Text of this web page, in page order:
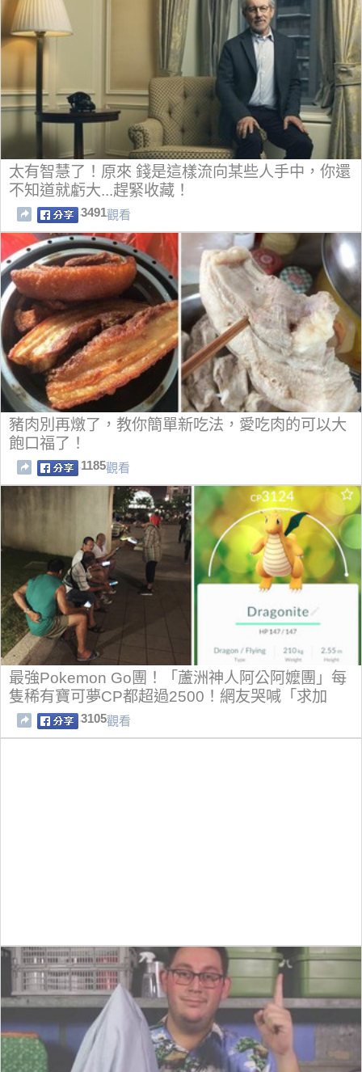
太有智慧了！原來 錢是這樣流向某些人手中，你還
不知道就虧大...趕緊收藏！
3491觀看
豬肉別再燉了，教你簡單新吃法，愛吃肉的可以大
飽口福了！
1185觀看
最強Pokemon Go團！「蘆洲神人阿公阿嬤團」每
隻稀有寶可夢CP都超過2500！網友哭喊「求加
入！」
3105觀看